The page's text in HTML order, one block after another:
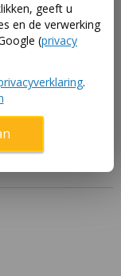
dit product via
geeft u
en de verwerking
(privacy
.